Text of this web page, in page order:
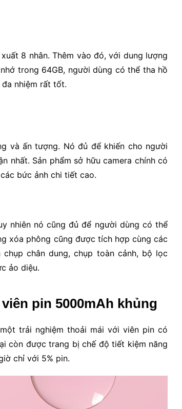
8 nhân. Thêm vào đó, với dung lượng
trong 64GB, người dùng có thể tha hồ
nhiệm rất tốt.
và ấn tượng. Nó đủ để khiến cho người
nhất. Sản phẩm sở hữu camera chính có
bức ảnh chi tiết cao.
nhiên nó cũng đủ để người dùng có thể
xóa phông cũng được tích hợp cùng các
chân dung, chụp toàn cảnh, bộ lọc
ảo diệu.
pin 5000mAh khủng
trải nghiệm thoải mái với viên pin có
còn được trang bị chế độ tiết kiệm năng
chỉ với 5% pin.